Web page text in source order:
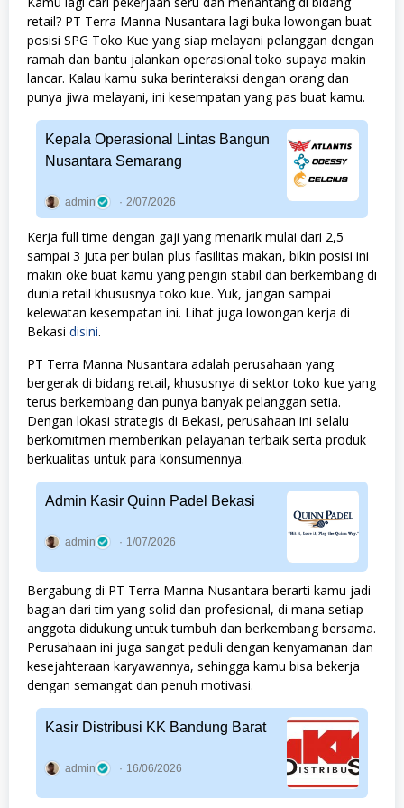
retail? PT Terra Manna Nusantara lagi buka lowongan buat
posisi SPG Toko Kue yang siap melayani pelanggan dengan
ramah dan bantu jalankan operasional toko supaya makin
lancar. Kalau kamu suka berinteraksi dengan orang dan
punya jiwa melayani, ini kesempatan yang pas buat kamu.
Kepala Operasional Lintas Bangun
Nusantara Semarang
admin 2/07/2026
Kerja full time dengan gaji yang menarik mulai dari 2,5
sampai 3 juta per bulan plus fasilitas makan, bikin posisi ini
makin oke buat kamu yang pengin stabil dan berkembang di
dunia retail khususnya toko kue. Yuk, jangan sampai
kelewatan kesempatan ini. Lihat juga lowongan kerja di
Bekasi disini.
PT Terra Manna Nusantara adalah perusahaan yang
bergerak di bidang retail, khususnya di sektor toko kue yang
terus berkembang dan punya banyak pelanggan setia.
Dengan lokasi strategis di Bekasi, perusahaan ini selalu
berkomitmen memberikan pelayanan terbaik serta produk
berkualitas untuk para konsumennya.
Admin Kasir Quinn Padel Bekasi
admin 1/07/2026
Bergabung di PT Terra Manna Nusantara berarti kamu jadi
bagian dari tim yang solid dan profesional, di mana setiap
anggota didukung untuk tumbuh dan berkembang bersama.
Perusahaan ini juga sangat peduli dengan kenyamanan dan
kesejahteraan karyawannya, sehingga kamu bisa bekerja
dengan semangat dan penuh motivasi.
Kasir Distribusi KK Bandung Barat
admin 16/06/2026